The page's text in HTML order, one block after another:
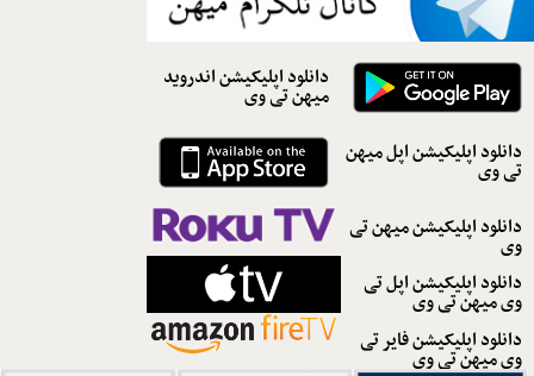
دانلود اپلیکیشن اندروید
میهن تی وی
دانلود اپلیکیشن اپل میهن
تی وی
دانلود اپلیکیشن میهن تی
وی
دانلود اپلیکیشن اپل تی
وی میهن تی وی
دانلود اپلیکیشن فایر تی
وی میهن تی وی